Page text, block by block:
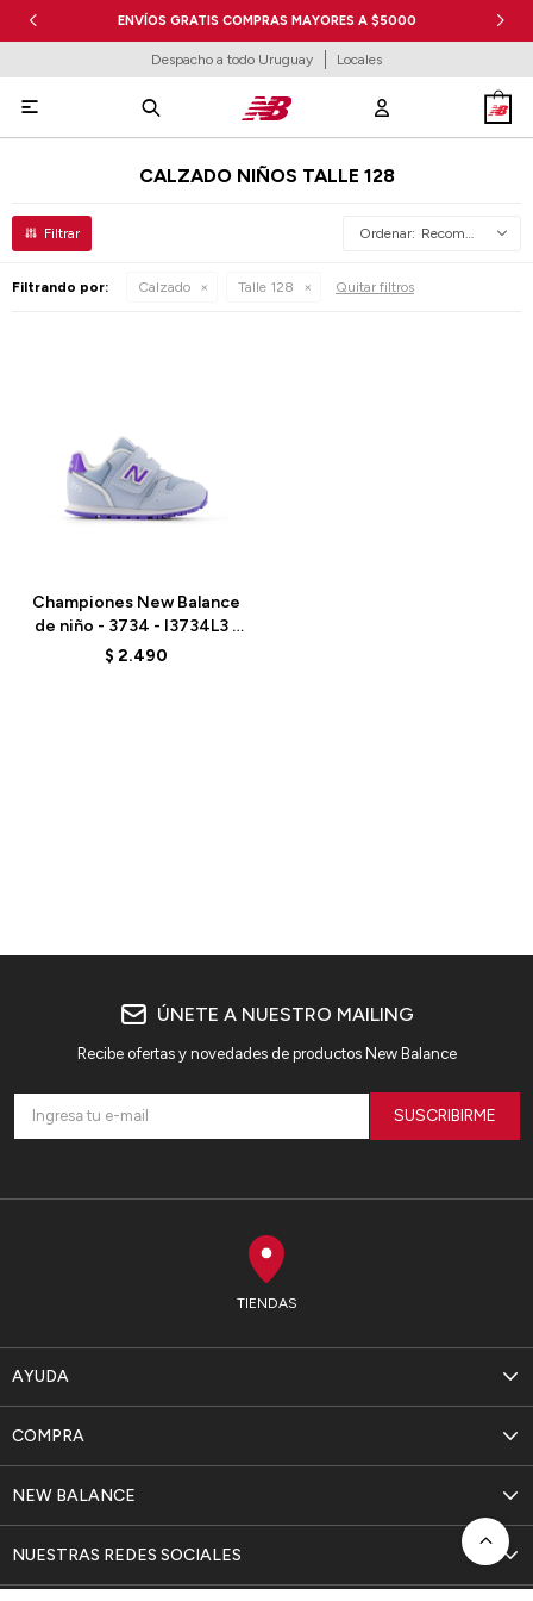
ENVÍOS GRATIS COMPRAS MAYORES A $5000
Despacho a todo Uruguay Locales

CALZADO NIÑOS TALLE 128
Recomendados
Filtrando por: Calzado Talle 128 Quitar filtros
Championes New Balance
de niño - 3734 - I3734L3 -
BLUE
$ 2.490
TIENDAS
AYUDA
NEW BALANCE
COMPRA
NUESTRAS REDES SOCIALES
ÚNETE A NUESTRO MAILING
Recibe ofertas y novedades de productos New Balance
SUSCRIBIRME